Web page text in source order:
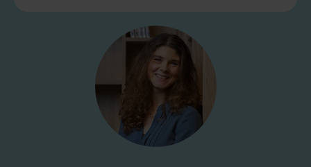
Je valide ma
candidature
test de 15 minutes